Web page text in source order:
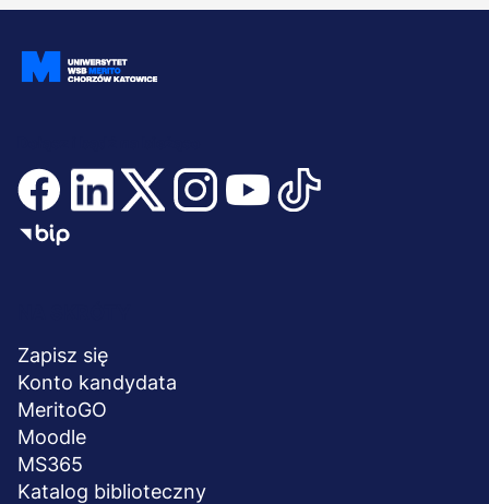
stopka
Zapisz się
Konto kandydata
MeritoGO
Moodle
MS365
Katalog biblioteczny